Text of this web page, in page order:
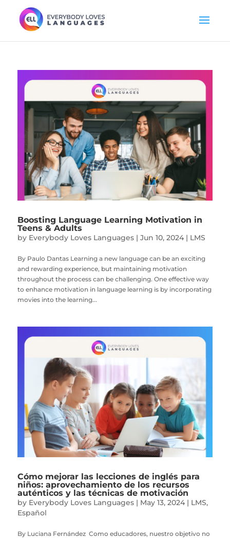
Boosting Language Learning Motivation in
Teens & Adults
by Everybody Loves Languages| Jun 10, 2024| LMS
By Paulo Dantas Learning a new language can be an exciting
and rewarding experience, but maintaining motivation
throughout the process can be challenging. One effective way
to enhance motivation in language learning is by incorporating
movies into the learning...
Cómo mejorar las lecciones de inglés para
niños: aprovechamiento de los recursos
auténticos y las técnicas de motivación
by Everybody Loves Languages| May 13, 2024| LMS,
Español
By Luciana Fernández Como educadores, nuestro objetivo no